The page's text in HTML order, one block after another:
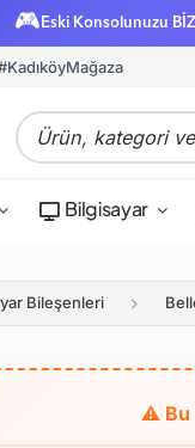
🎮 Eski Konsolunuzu
Bilgisayar
Bileşenleri